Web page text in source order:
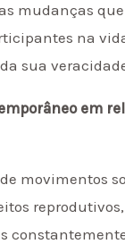
mudanças que
na
sua
em
movimentos